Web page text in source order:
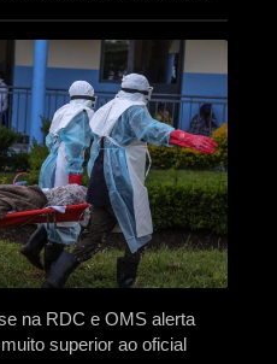
na RDC e OMS alerta
superior ao oficial